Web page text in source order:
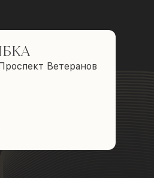
Ветеранов